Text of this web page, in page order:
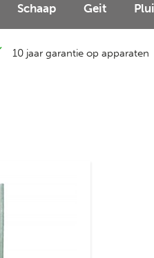
Schaap Geit
10 jaar garantie op apparaten